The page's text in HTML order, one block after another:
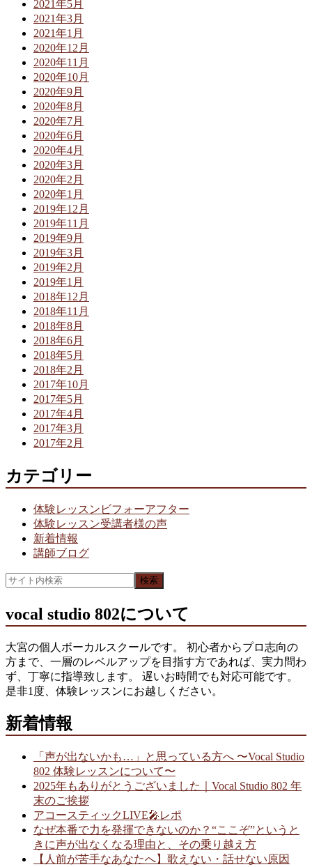
2021年5月
2021年3月
2021年1月
2020年12月
2020年11月
2020年10月
2020年9月
2020年8月
2020年7月
2020年6月
2020年4月
2020年3月
2020年2月
2020年1月
2019年12月
2019年11月
2019年9月
2019年3月
2019年2月
2019年1月
2018年12月
2018年11月
2018年8月
2018年6月
2018年5月
2018年2月
2017年10月
2017年5月
2017年4月
2017年3月
2017年2月
カテゴリー
体験レッスンビフォーアフター
体験レッスン受講者様の声
新着情報
講師ブログ
vocal studio 802について
大宮の個人ボーカルスクールです。 初心者からプロ志向の
方まで、一層のレベルアップを目指す方であれば、実力問わ
ず、丁寧に指導致します。 遅いお時間でも対応可能です。
是非1度、体験レッスンにお越しください。
新着情報
「声が出ないかも…」と思っている方へ 〜Vocal Studio
802 体験レッスンについて〜
2025年もありがとうございました｜Vocal Studio 802 年
末のご挨拶
アコースティックLIVE🎤レポ
なぜ本番で力を発揮できないのか？“ここぞ”というと
きに声が出なくなる理由と、その乗り越え方
【人前が苦手なあなたへ】歌えない・話せない原因